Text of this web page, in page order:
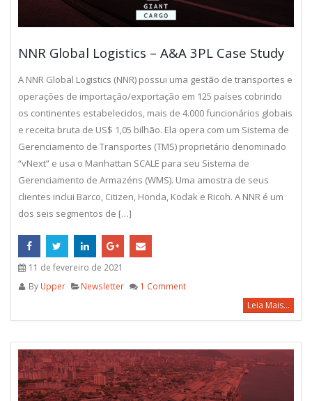
NNR Global Logistics – A&A 3PL Case Study
A NNR Global Logistics (NNR) possui uma gestão de transportes e
operações de importação/exportação em 125 países cobrindo
os continentes estabelecidos, mais de 4.000 funcionários globais
e receita bruta de US$ 1,05 bilhão. Ela opera com um Sistema de
Gerenciamento de Transportes (TMS) proprietário denominado
“vNext” e usa o Manhattan SCALE para seu Sistema de
Gerenciamento de Armazéns (WMS). Uma amostra de seus
clientes inclui Barco, Citizen, Honda, Kodak e Ricoh. A NNR é um
dos seis segmentos de […]
11 de fevereiro de 2021
By Upper Newsletter 1 Comment
Leia Mais...